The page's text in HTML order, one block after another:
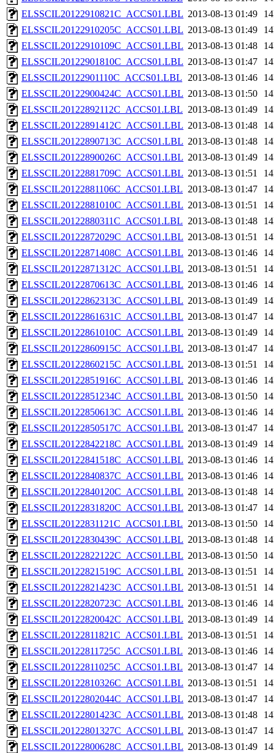
ELSSCIL20122910821C_ACCS01.LBL 2013-08-13 01:49
ELSSCIL20122910205C_ACCS01.LBL 2013-08-13 01:49
ELSSCIL20122910109C_ACCS01.LBL 2013-08-13 01:48
ELSSCIL20122901810C_ACCS01.LBL 2013-08-13 01:47
ELSSCIL20122901110C_ACCS01.LBL 2013-08-13 01:46
ELSSCIL20122900424C_ACCS01.LBL 2013-08-13 01:50
ELSSCIL20122892112C_ACCS01.LBL 2013-08-13 01:49
ELSSCIL20122891412C_ACCS01.LBL 2013-08-13 01:48
ELSSCIL20122890713C_ACCS01.LBL 2013-08-13 01:48
ELSSCIL20122890026C_ACCS01.LBL 2013-08-13 01:49
ELSSCIL20122881709C_ACCS01.LBL 2013-08-13 01:51
ELSSCIL20122881106C_ACCS01.LBL 2013-08-13 01:47
ELSSCIL20122881010C_ACCS01.LBL 2013-08-13 01:51
ELSSCIL20122880311C_ACCS01.LBL 2013-08-13 01:48
ELSSCIL20122872029C_ACCS01.LBL 2013-08-13 01:51
ELSSCIL20122871408C_ACCS01.LBL 2013-08-13 01:46
ELSSCIL20122871312C_ACCS01.LBL 2013-08-13 01:51
ELSSCIL20122870613C_ACCS01.LBL 2013-08-13 01:46
ELSSCIL20122862313C_ACCS01.LBL 2013-08-13 01:49
ELSSCIL20122861631C_ACCS01.LBL 2013-08-13 01:47
ELSSCIL20122861010C_ACCS01.LBL 2013-08-13 01:49
ELSSCIL20122860915C_ACCS01.LBL 2013-08-13 01:47
ELSSCIL20122860215C_ACCS01.LBL 2013-08-13 01:51
ELSSCIL20122851916C_ACCS01.LBL 2013-08-13 01:46
ELSSCIL20122851234C_ACCS01.LBL 2013-08-13 01:50
ELSSCIL20122850613C_ACCS01.LBL 2013-08-13 01:46
ELSSCIL20122850517C_ACCS01.LBL 2013-08-13 01:47
ELSSCIL20122842218C_ACCS01.LBL 2013-08-13 01:49
ELSSCIL20122841518C_ACCS01.LBL 2013-08-13 01:46
ELSSCIL20122840837C_ACCS01.LBL 2013-08-13 01:46
ELSSCIL20122840120C_ACCS01.LBL 2013-08-13 01:48
ELSSCIL20122831820C_ACCS01.LBL 2013-08-13 01:47
ELSSCIL20122831121C_ACCS01.LBL 2013-08-13 01:50
ELSSCIL20122830439C_ACCS01.LBL 2013-08-13 01:48
ELSSCIL20122822122C_ACCS01.LBL 2013-08-13 01:50
ELSSCIL20122821519C_ACCS01.LBL 2013-08-13 01:51
ELSSCIL20122821423C_ACCS01.LBL 2013-08-13 01:51
ELSSCIL20122820723C_ACCS01.LBL 2013-08-13 01:46
ELSSCIL20122820042C_ACCS01.LBL 2013-08-13 01:49
ELSSCIL20122811821C_ACCS01.LBL 2013-08-13 01:51
ELSSCIL20122811725C_ACCS01.LBL 2013-08-13 01:46
ELSSCIL20122811025C_ACCS01.LBL 2013-08-13 01:47
ELSSCIL20122810326C_ACCS01.LBL 2013-08-13 01:51
ELSSCIL20122802044C_ACCS01.LBL 2013-08-13 01:47
ELSSCIL20122801423C_ACCS01.LBL 2013-08-13 01:48
ELSSCIL20122801327C_ACCS01.LBL 2013-08-13 01:47
ELSSCIL20122800628C_ACCS01.LBL 2013-08-13 01:49